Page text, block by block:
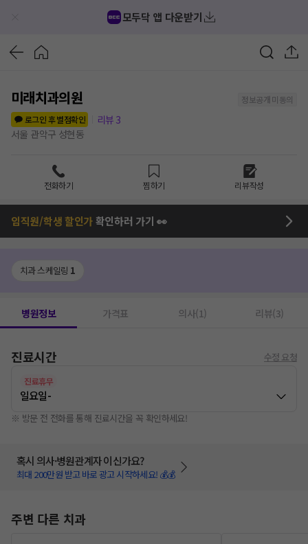
모두닥 앱 다운받기
미래치과의원
정보공개 미동의
로그인 후 별점확인
리뷰 3
서울 관악구 성현동
전화하기 찜하기 리뷰작성
임직원/학생 할인가확인하러 가기 👀
치과 스케일링 1
병원정보 가격표 의사(1) 리뷰(3)
진료시간 수정 요청
진료휴무
일요일-
※ 방문 전 전화를 통해 진료시간을 꼭 확인하세요!
혹시 의사·병원관계자 이신가요?
최대 200만원 받고 바로 광고 시작하세요! 💰💰
주변 다른 치과